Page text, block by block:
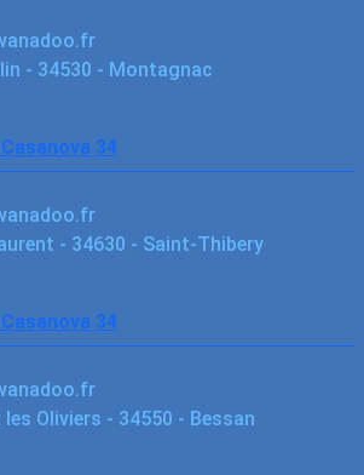
- 34530 - Montagnac
34
- 34630 - Saint-Thibery
34
Oliviers - 34550 - Bessan